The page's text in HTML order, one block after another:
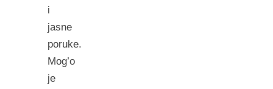
i
jasne
poruke.
Mog’o
je